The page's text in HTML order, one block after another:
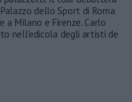
dello Sport di Roma
a Milano e Firenze. Carlo
nell'edicola degli artisti de